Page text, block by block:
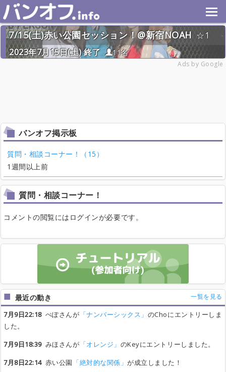
7/15(土)赤い公園セッション！@新宿NOAH
1
2023年7月15日(土) 終了
11名
Ads by Google
バンオフ掲示板
質問・相談コーナー！（15）
1週間以上前
質問・相談コーナー！
コメントの閲覧にはログインが必要です。
最近の動き 一覧を見る
7月9日22:18ぺぽさんが 「ナンバーシックス」 のChoにエントリーしま
した。
7月9日18:39みほさんが 「オレンジ」 のKeyにエントリーしました。
7月8日22:14赤い公園 「絶対的な関係」が成立しました！